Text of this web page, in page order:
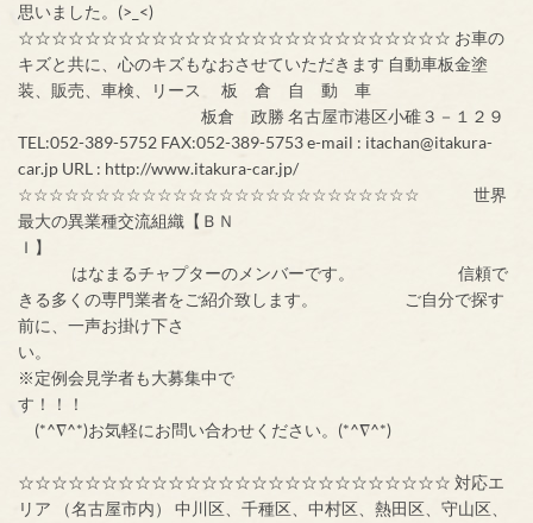
思いました。(>_<)
☆☆☆☆☆☆☆☆☆☆☆☆☆☆☆☆☆☆☆☆☆☆☆☆☆☆ お車の
キズと共に、心のキズもなおさせていただきます 自動車板金塗
装、販売、車検、リース 板 倉 自 動 車
板倉 政勝 名古屋市港区小碓３－１２９
TEL:052-389-5752 FAX:052-389-5753 e-mail : itachan@itakura-
car.jp URL : http://www.itakura-car.jp/
☆☆☆☆☆☆☆☆☆☆☆☆☆☆☆☆☆☆☆☆☆☆☆☆☆☆ 世界
最大の異業種交流組織【ＢＮ
Ｉ】
はなまるチャプターのメンバーです。 信頼で
きる多くの専門業者をご紹介致します。 ご自分で探す
前に、一声お掛け下さ
い。
※定例会見学者も大募集中で
す！！！
(*^∇^*)お気軽にお問い合わせください。(*^∇^*)
☆☆☆☆☆☆☆☆☆☆☆☆☆☆☆☆☆☆☆☆☆☆☆☆☆☆ 対応エ
リア （名古屋市内） 中川区、千種区、中村区、熱田区、守山区、